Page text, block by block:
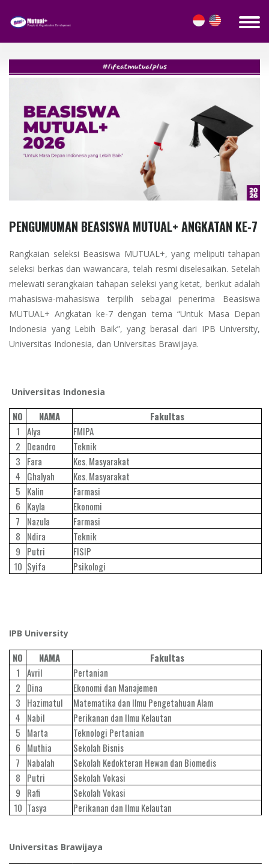
BLOG DETAILS
PENGUMUMAN BEASISWA MUTUAL+ ANGKATAN KE-7
Rangkaian seleksi Beasiswa MUTUAL+, yang meliputi tahapan
seleksi berkas dan wawancara, telah resmi diselesaikan. Setelah
melewati serangkaian tahapan seleksi yang ketat, berikut adalah
mahasiswa-mahasiswa terpilih sebagai penerima Beasiswa
MUTUAL+ Angkatan ke-7 dengan tema “Untuk Masa Depan
Indonesia yang Lebih Baik”, yang berasal dari IPB University,
Universitas Indonesia, dan Universitas Brawijaya.
Universitas Indonesia
NO NAMA
Fakultas
1 Alya
FMIPA
2 Deandro
Teknik
3 Fara
Kes. Masyarakat
4 Ghalyah
Kes. Masyarakat
5 Kalin
Farmasi
6 Kayla
Ekonomi
7
Nazula
Farmasi
8 Ndira
Teknik
9 Putri
FISIP
10 Syifa Psikologi
IPB University
NO NAMA
Fakultas
1 Avril
Pertanian
2 Dina
Ekonomi dan Manajemen
3 Hazimatul
Matematika dan Ilmu Pengetahuan Alam
4 Nabil
Perikanan dan Ilmu Kelautan
5 Marta
Teknologi Pertanian
6 Muthia
Sekolah Bisnis
7
Nabalah
Sekolah Kedokteran Hewan dan Biomedis
8 Putri
Sekolah Vokasi
9 Rafi
Sekolah Vokasi
10 Tasya Perikanan dan Ilmu Kelautan
Universitas Brawijaya